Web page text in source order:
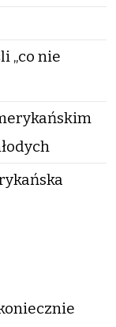
„co nie